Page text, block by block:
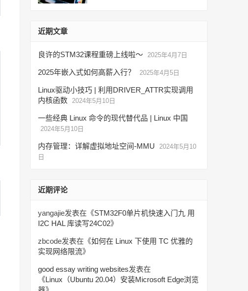
近期文章
良许的STM32课程重磅上线啦～ 2025年4月7日
2025年嵌入式如何高薪入行？ 2025年4月5日
Linux驱动小技巧 | 利用DRIVER_ATTR实现调用
内核函数 2024年5月10日
一些经典 Linux 命令的现代替代品 | Linux 中国
2024年5月10日
内存管理：详解虚拟地址空间-MMU
2024年5月10
日
近期评论
yangajie发表在《STM32F0单片机快速入门九 用
I2C HAL 库读写24C02》
zbcode发表在《如何在 Linux 下使用 TC 优雅的
实现网络限流》
good essay writing websites发表在
《Linux（Ubuntu 20.04）安装Microsoft Edge浏览